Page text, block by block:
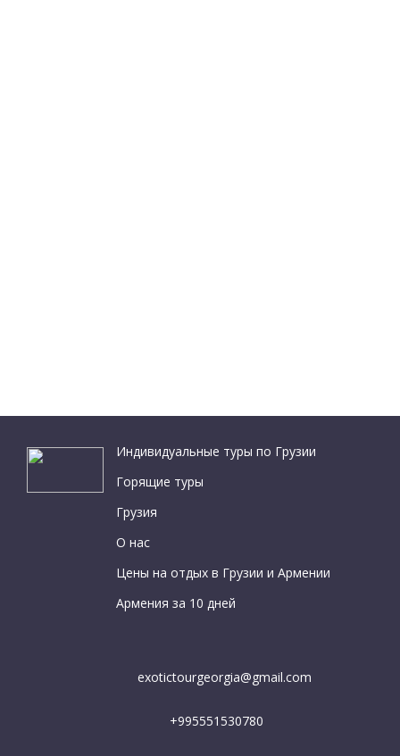
Индивидуальные туры по Грузии
Горящие туры
Грузия
О нас
Цены на отдых в Грузии и Армении
Армения за 10 дней
exotictourgeorgia@gmail.com
+995551530780